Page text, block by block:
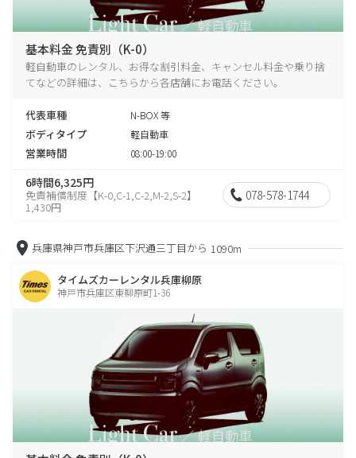
基本料金 免責別（K-0）
軽自動車のレンタル、お得な割引料金、キャンセル料金や乗り捨
てなどの詳細は、こちらから各店舗にお電話ください。
代表車種 N-BOX 等
ボディタイプ 軽自動車
営業時間 08:00-19:00
6時間6,325円
免責補償制度【K-0,C-1,C-2,M-2,S-2】
1,430円
078-578-1744
兵庫県神戸市兵庫区下沢通三丁目から 1090m
タイムズカーレンタル兵庫柳原
神戸市兵庫区東柳原町1-36